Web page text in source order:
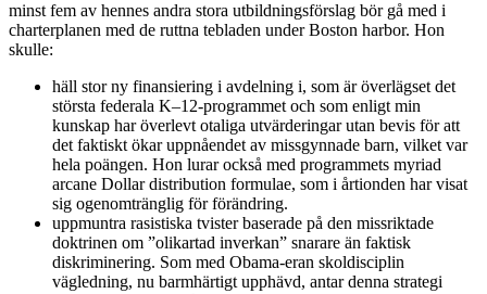
minst fem av hennes andra stora utbildningsförslag bör gå med i
charterplanen med de ruttna tebladen under Boston harbor. Hon
skulle:
häll stor ny finansiering i avdelning i, som är överlägset det
största federala K–12-programmet och som enligt min
kunskap har överlevt otaliga utvärderingar utan bevis för att
det faktiskt ökar uppnåendet av missgynnade barn, vilket var
hela poängen. Hon lurar också med programmets myriad
arcane Dollar distribution formulae, som i årtionden har visat
sig ogenomtränglig för förändring.
uppmuntra rasistiska tvister baserade på den missriktade
doktrinen om ”olikartad inverkan” snarare än faktisk
diskriminering. Som med Obama-eran skoldisciplin
vägledning, nu barmhärtigt upphävd, antar denna strategi